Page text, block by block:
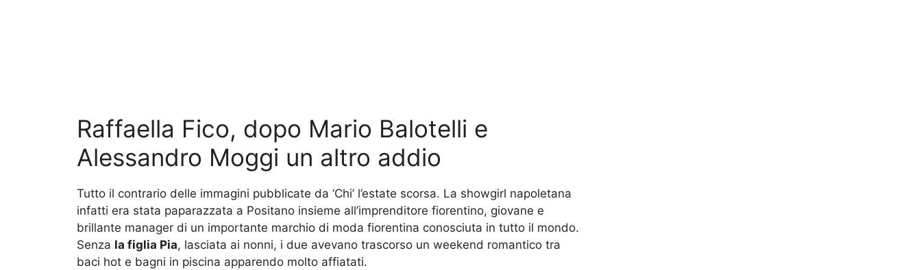
Raffaella Fico, dopo Mario Balotelli e
Alessandro Moggi un altro addio
Tutto il contrario delle immagini pubblicate da ‘Chi’ l’estate scorsa. La showgirl napoletana
infatti era stata paparazzata a Positano insieme all’imprenditore fiorentino, giovane e
brillante manager di un importante marchio di moda fiorentina conosciuta in tutto il mondo.
Senza la figlia Pia, lasciata ai nonni, i due avevano trascorso un weekend romantico tra
baci hot e bagni in piscina apparendo molto affiatati.